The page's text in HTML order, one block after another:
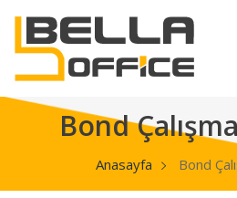
Bond
Anasayfa Bond